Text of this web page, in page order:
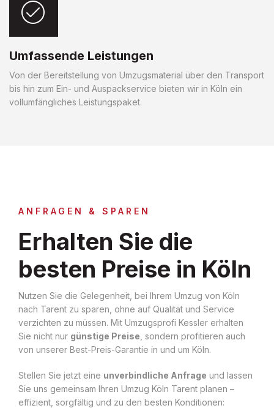
Umfassende Leistungen
Von der Bereitstellung von Umzugsmaterial über den Transport
bis hin zum Ein- und Auspackservice bieten wir in Köln ein
vollumfängliches Leistungspaket.
ANFRAGEN & SPAREN
Erhalten Sie die
besten Preise in Köln
Nutzen Sie die Gelegenheit, bei Ihrem Umzug von Köln
nach Tarent zu sparen, ohne auf Qualität und Service
verzichten zu müssen. Mit Umzugsprofi Kessler erhalten
Sie nicht nur günstige Preise , sondern profitieren auch
von unserer Best-Preis-Garantie in und um Köln.
Stellen Sie jetzt eine unverbindliche Anfrage und lassen
Sie uns gemeinsam Ihren Umzug Köln Tarent planen –
effizient, sorgfältig und zu den besten Konditionen: